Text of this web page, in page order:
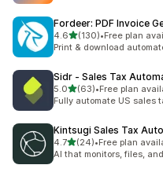
Fordeer: PDF Invoice
4.6별 5개 중
(130)
총 리뷰 130개
•Free plan
Print & download
Sidr ‑ Sales Tax
5.0별 5개 중
(63)
총 리뷰 63개
•Free plan
Fully automate US sales
Kintsugi Sales Tax
4.7별 5개 중
(24)
총 리뷰 24개
•Free plan
AI that monitors, files,